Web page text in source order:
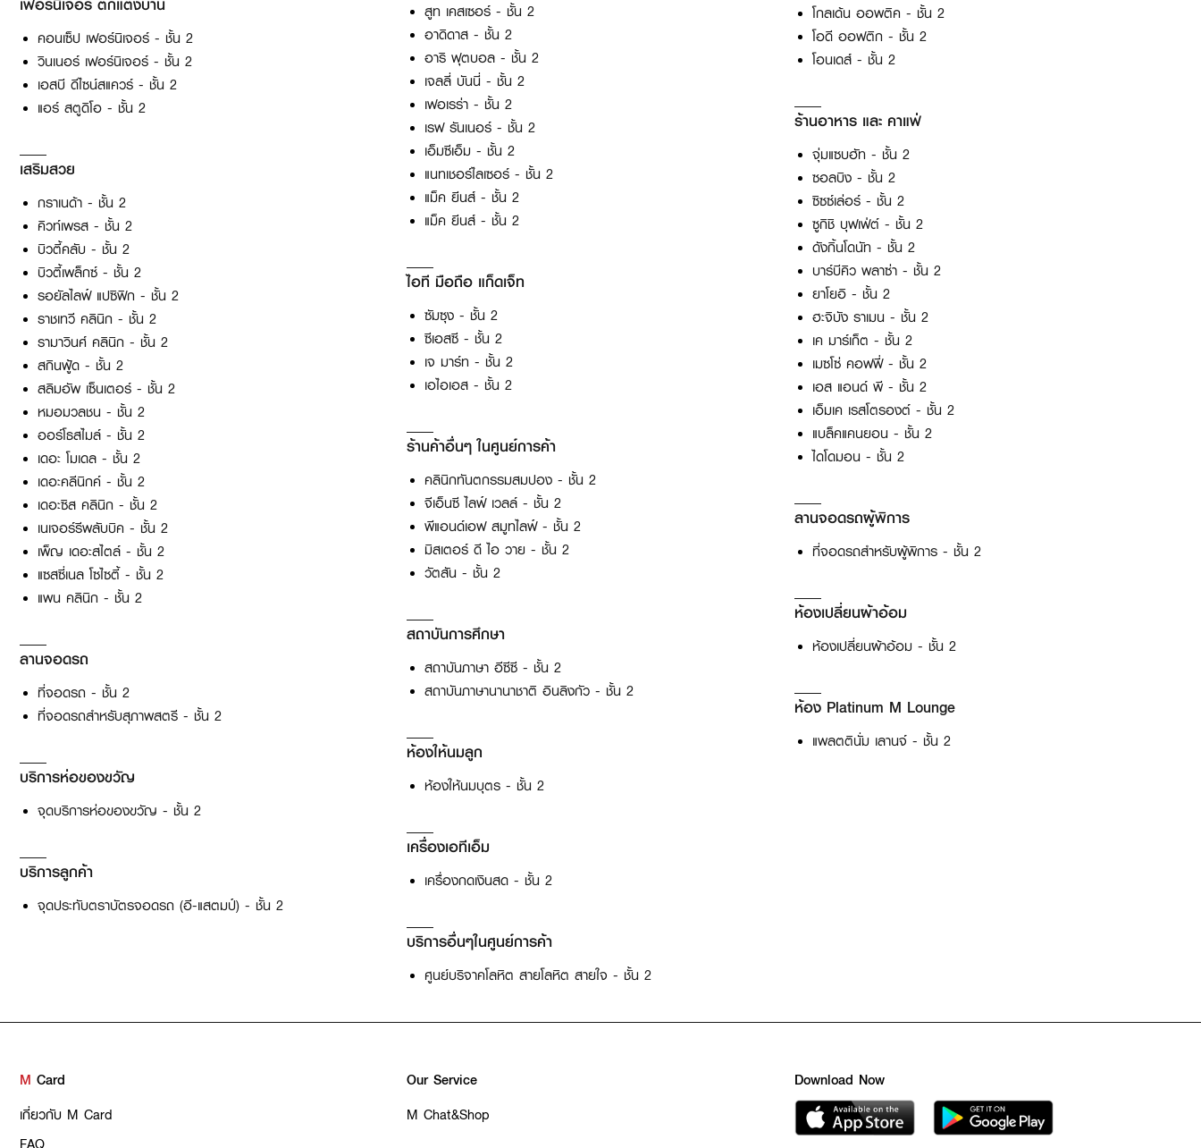
คอนเซ็ป เฟอร์นิเจอร์ - ชั้น 2
วินเนอร์ เฟอร์นิเจอร์ - ชั้น 2
เอสบี ดีไซน์สแควร์ - ชั้น 2
แอร์ สตูดิโอ - ชั้น 2
เสริมสวย
กราเนด้า - ชั้น 2
คิวท์เพรส - ชั้น 2
บิวตี้คลับ - ชั้น 2
บิวตี้เพล็กซ์ - ชั้น 2
รอยัลไลฟ์ แปซิฟิก - ชั้น 2
ราชเทวี คลินิก - ชั้น 2
รามาวินศ์ คลินิก - ชั้น 2
สกินฟู้ด - ชั้น 2
สลิมอัพ เซ็นเตอร์ - ชั้น 2
หมอมวลชน - ชั้น 2
ออร์โธสไมล์ - ชั้น 2
เดอะ โมเดล - ชั้น 2
เดอะคลีนิกค์ - ชั้น 2
เดอะซิส คลินิก - ชั้น 2
เนเจอร์รีพลับบิค - ชั้น 2
เพ็ญ เดอะสไตล์ - ชั้น 2
แซสซี่เนล โซไซตี้ - ชั้น 2
แพน คลินิก - ชั้น 2
ลานจอดรถ
ที่จอดรถ - ชั้น 2
ที่จอดรถสำหรับสุภาพสตรี - ชั้น 2
บริการห่อของขวัญ
จุดบริการห่อของขวัญ - ชั้น 2
บริการลูกค้า
จุดประทับตราบัตรจอดรถ (อี-แสตมป์) - ชั้น 2
สูท เคสเซอร์ - ชั้น 2
อาดิดาส - ชั้น 2
อาริ ฟุตบอล - ชั้น 2
เจลลี่ บันนี่ - ชั้น 2
เฟอเรร่า - ชั้น 2
เรฟ รันเนอร์ - ชั้น 2
เอ็มซีเอ็ม - ชั้น 2
แนทเชอร์ไลเซอร์ - ชั้น 2
แม็ค ยีนส์ - ชั้น 2
แม็ค ยีนส์ - ชั้น 2
ไอที มือถือ แก็ดเจ็ท
ซัมซุง - ชั้น 2
ซีเอสซี - ชั้น 2
เจ มาร์ท - ชั้น 2
เอไอเอส - ชั้น 2
ร้านค้าอื่นๆ ในศูนย์การค้า
คลินิกทันตกรรมสมปอง - ชั้น 2
จีเอ็นซี ไลฟ์ เวลล์ - ชั้น 2
พีแอนด์เอฟ สมูทไลฟ์ - ชั้น 2
มิสเตอร์ ดี ไอ วาย - ชั้น 2
วัตสัน - ชั้น 2
สถาบันการศึกษา
สถาบันภาษา อีซีซี - ชั้น 2
สถาบันภาษานานาชาติ อินลิงกัว - ชั้น 2
ห้องให้นมลูก
ห้องให้นมบุตร - ชั้น 2
เครื่องเอทีเอ็ม
เครื่องกดเงินสด - ชั้น 2
บริการอื่นๆในศูนย์การค้า
ศูนย์บริจาคโลหิต สายโลหิต สายใจ - ชั้น 2
โกลเด้น ออพติค - ชั้น 2
โอดี ออฟติก - ชั้น 2
โอนเดส์ - ชั้น 2
ร้านอาหาร และ คาแฟ่
จุ่มแซบฮัท - ชั้น 2
ซอลบิง - ชั้น 2
ซิซซ์เล่อร์ - ชั้น 2
ซูกิชิ บุฟเฟ่ต์ - ชั้น 2
ดังกิ้นโดนัท - ชั้น 2
บาร์บีคิว พลาซ่า - ชั้น 2
ยาโยอิ - ชั้น 2
ฮะจิบัง ราเมน - ชั้น 2
เค มาร์เก็ต - ชั้น 2
เมซโซ่ คอฟฟี่ - ชั้น 2
เอส แอนด์ พี - ชั้น 2
เอ็มเค เรสโตรองต์ - ชั้น 2
แบล็คแคนยอน - ชั้น 2
ไดโดมอน - ชั้น 2
ลานจอดรถผู้พิการ
ที่จอดรถสำหรับผู้พิการ - ชั้น 2
ห้องเปลี่ยนผ้าอ้อม
ห้องเปลี่ยนผ้าอ้อม - ชั้น 2
ห้อง Platinum M Lounge
แพลตตินั่ม เลานจ์ - ชั้น 2
M Card
เกี่ยวกับ M Card
Our Service
M Chat&Shop
Download Now